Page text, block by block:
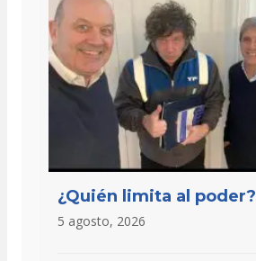
¿Quién limita al poder?
5 agosto, 2026